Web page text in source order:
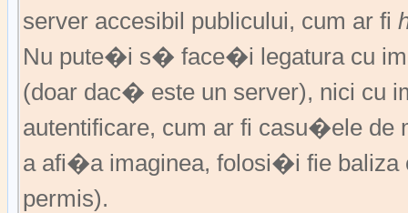
server accesibil publicului, cum ar fi
Nu pute�i s� face�i legatura cu
(doar dac� este un server), nici cu
autentificare, cum ar fi casu�ele de
a afi�a imaginea, folosi�i fie baliza
permis).